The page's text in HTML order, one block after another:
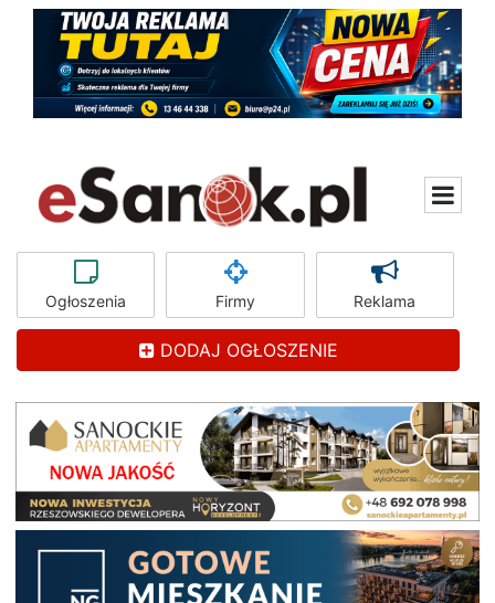
Ogłoszenia Firmy Reklama
DODAJ OGŁOSZENIE